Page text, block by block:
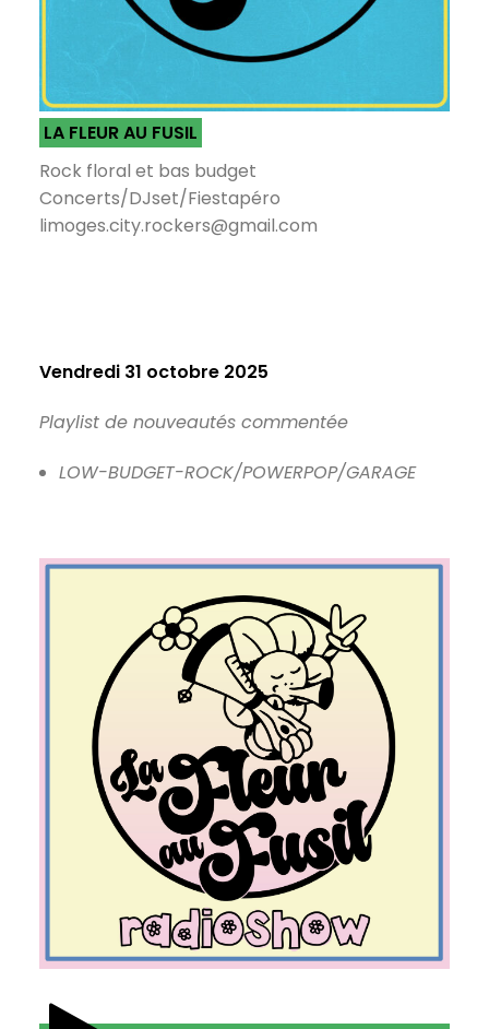
LA FLEUR AU FUSIL
Rock floral et bas budget
Concerts/DJset/Fiestapéro
limoges.city.rockers@gmail.com
Vendredi 31 octobre 2025
Playlist de nouveautés commentée
LOW-BUDGET-ROCK/POWERPOP/GARAGE